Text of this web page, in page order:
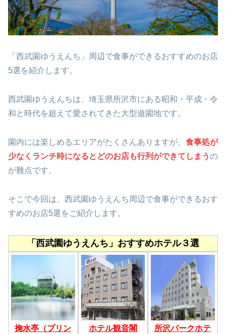
「 西武園ゆうえんち 」周辺で食事ができるおすすめのお店
5選を紹介します。
西武園ゆうえんちは、埼玉県所沢市にある昭和・平成・令
和と時代を超えて愛されてきた大型遊園地です。
園内には楽しめるエリアがたくさんありますが、 食事処が
少なくランチ時になるとどのお店も行列ができてしまうの
が難点です。
そこで今回は、西武園ゆうえんち周辺で食事ができるおす
すめのお店5選をご紹介します。
「西武園ゆうえんち」おすすめホテル３選
掬水亭（プリン
ホテル観音閣
所沢パークホテ